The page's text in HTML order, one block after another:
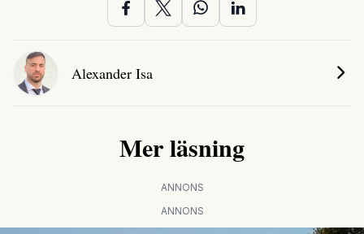
Alexander Isa
Mer läsning
ANNONS
ANNONS